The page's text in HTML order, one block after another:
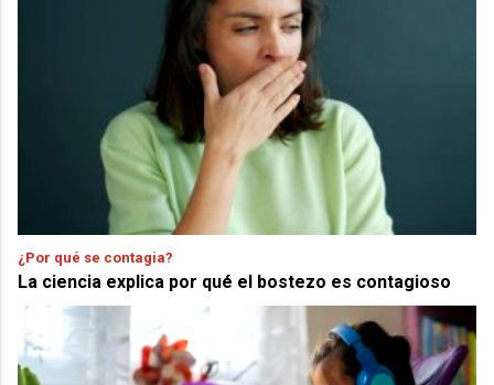
¿Por qué se contagia?
La ciencia explica por qué el bostezo es contagioso